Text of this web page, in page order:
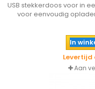
USB stekkerdoos voor in
voor eenvoudig
In
Levertijd
Aan